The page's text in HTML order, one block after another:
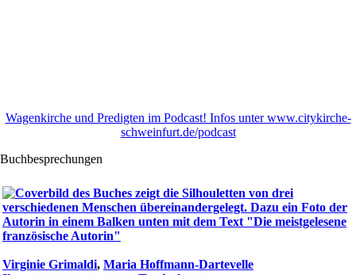
Wagenkirche und Predigten im Podcast! Infos unter www.citykirche-
schweinfurt.de/podcast
Buchbesprechungen
Virginie Grimaldi, Maria Hoffmann-Dartevelle